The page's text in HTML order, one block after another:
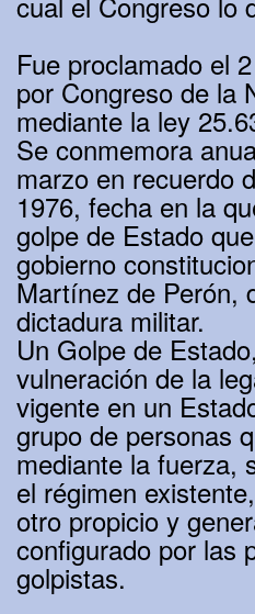
Fue proclamado el
por Congreso de la
mediante la ley
Se conmemora
marzo en recuerdo
1976, fecha en la
golpe de Estado
gobierno
Martínez de Perón,
dictadura militar.
Un Golpe de
vulneración de la
vigente en un
grupo de personas
mediante la fuerza,
el régimen
otro propicio y
configurado por las
golpistas.